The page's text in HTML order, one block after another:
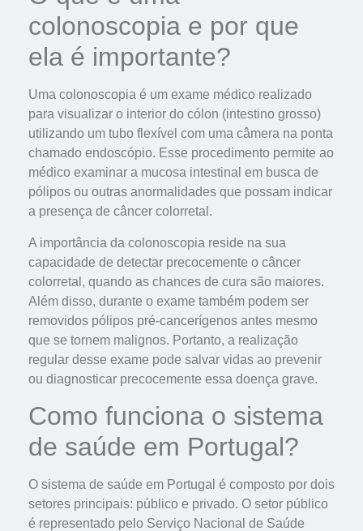
colonoscopia e por que
ela é importante?
Uma colonoscopia é um exame médico realizado
para visualizar o interior do cólon (intestino grosso)
utilizando um tubo flexível com uma câmera na ponta
chamado endoscópio. Esse procedimento permite ao
médico examinar a mucosa intestinal em busca de
pólipos ou outras anormalidades que possam indicar
a presença de câncer colorretal.
A importância da colonoscopia reside na sua
capacidade de detectar precocemente o câncer
colorretal, quando as chances de cura são maiores.
Além disso, durante o exame também podem ser
removidos pólipos pré-cancerígenos antes mesmo
que se tornem malignos. Portanto, a realização
regular desse exame pode salvar vidas ao prevenir
ou diagnosticar precocemente essa doença grave.
Como funciona o sistema
de saúde em Portugal?
O sistema de saúde em Portugal é composto por dois
setores principais: público e privado. O setor público
é representado pelo Serviço Nacional de Saúde